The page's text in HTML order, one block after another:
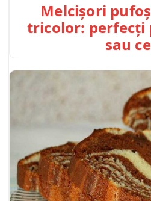
Melcișori
tricolor: perfecți
sau